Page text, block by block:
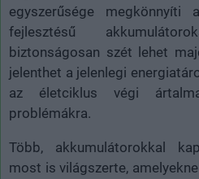
egyszerűsége
fejlesztésű
biztonságosan szét lehet
jelenthet a jelenlegi
az életciklus végi
problémákra.
Több, akkumulátorokkal
most is világszerte,